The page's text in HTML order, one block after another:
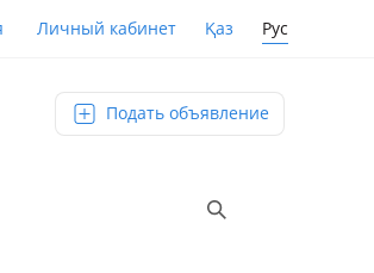
Личный кабинет Қаз Рус
Подать объявление